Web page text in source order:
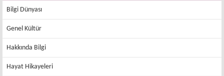
Bilgi Dünyası
Genel Kültür
Hakkında Bilgi
Hayat Hikayeleri